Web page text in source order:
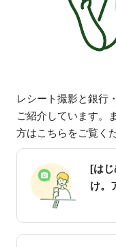
レシート撮影と銀行
ご紹介しています。
方はこちらをご覧く
[はじ
け。